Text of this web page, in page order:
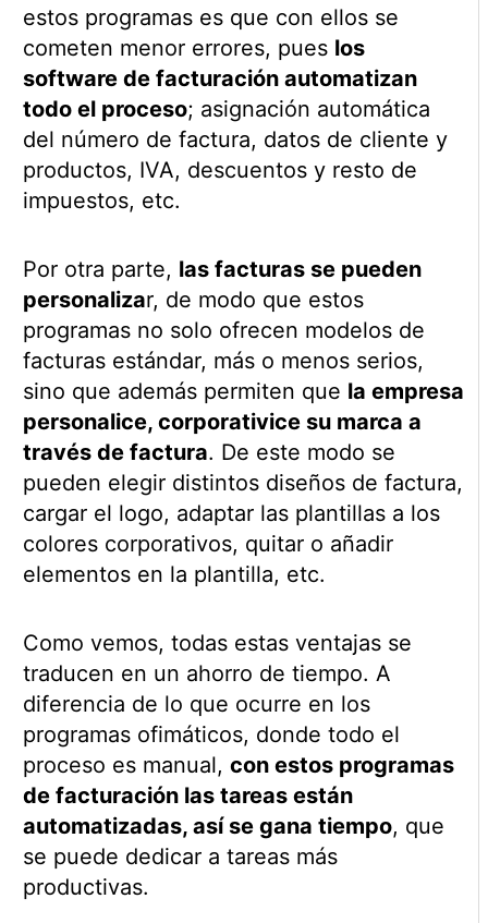
estos programas es que con ellos se
cometen menor errores, pues los
software de facturación automatizan
todo el proceso; asignación automática
del número de factura, datos de cliente y
productos, IVA, descuentos y resto de
impuestos, etc.
Por otra parte, las facturas se pueden
personalizar, de modo que estos
programas no solo ofrecen modelos de
facturas estándar, más o menos serios,
sino que además permiten que la empresa
personalice, corporativice su marca a
través de factura. De este modo se
pueden elegir distintos diseños de factura,
cargar el logo, adaptar las plantillas a los
colores corporativos, quitar o añadir
elementos en la plantilla, etc.
Como vemos, todas estas ventajas se
traducen en un ahorro de tiempo. A
diferencia de lo que ocurre en los
programas ofimáticos, donde todo el
proceso es manual, con estos programas
de facturación las tareas están
automatizadas, así se gana tiempo, que
se puede dedicar a tareas más
productivas.